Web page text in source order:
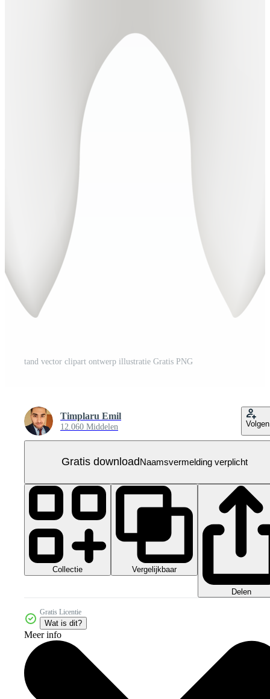
tand vector clipart ontwerp illustratie Gratis PNG
Timplaru Emil
12.060 Middelen Volgen
Gratis downloadNaamsvermelding verplicht
Collectie Vergelijkbaar
Delen
Gratis Licentie
Wat is dit?
Meer info